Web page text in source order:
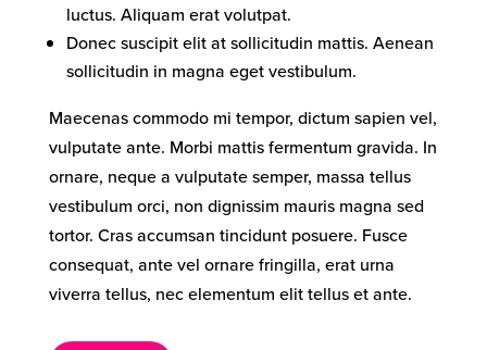
luctus. Aliquam erat volutpat.
Donec suscipit elit at sollicitudin mattis. Aenean
sollicitudin in magna eget vestibulum.
Maecenas commodo mi tempor, dictum sapien vel,
vulputate ante. Morbi mattis fermentum gravida. In
ornare, neque a vulputate semper, massa tellus
vestibulum orci, non dignissim mauris magna sed
tortor. Cras accumsan tincidunt posuere. Fusce
consequat, ante vel ornare fringilla, erat urna
viverra tellus, nec elementum elit tellus et ante.